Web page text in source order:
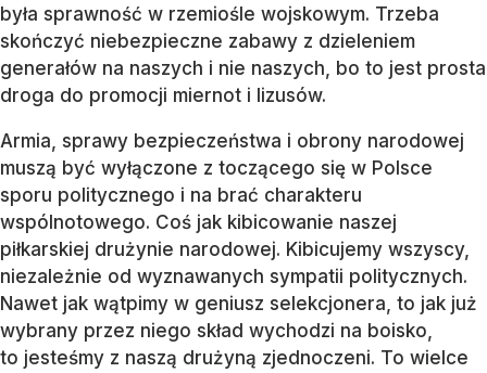
była sprawność w rzemiośle wojskowym. Trzeba
skończyć niebezpieczne zabawy z dzieleniem
generałów na naszych i nie naszych, bo to jest prosta
droga do promocji miernot i lizusów.
Armia, sprawy bezpieczeństwa i obrony narodowej
muszą być wyłączone z toczącego się w Polsce
sporu politycznego i na brać charakteru
wspólnotowego. Coś jak kibicowanie naszej
piłkarskiej drużynie narodowej. Kibicujemy wszyscy,
niezależnie od wyznawanych sympatii politycznych.
Nawet jak wątpimy w geniusz selekcjonera, to jak już
wybrany przez niego skład wychodzi na boisko,
to jesteśmy z naszą drużyną zjednoczeni. To wielce